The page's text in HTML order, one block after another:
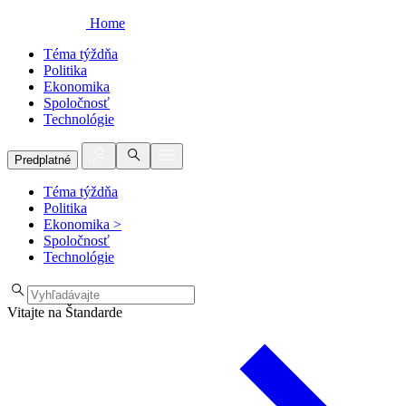
Home
Téma týždňa
Politika
Ekonomika
Spoločnosť
Technológie
Predplatné
Téma týždňa
Politika
Ekonomika >
Spoločnosť
Technológie
Vitajte na Štandarde